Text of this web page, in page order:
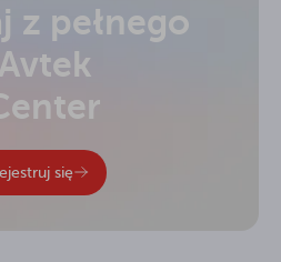
z pełnego
się